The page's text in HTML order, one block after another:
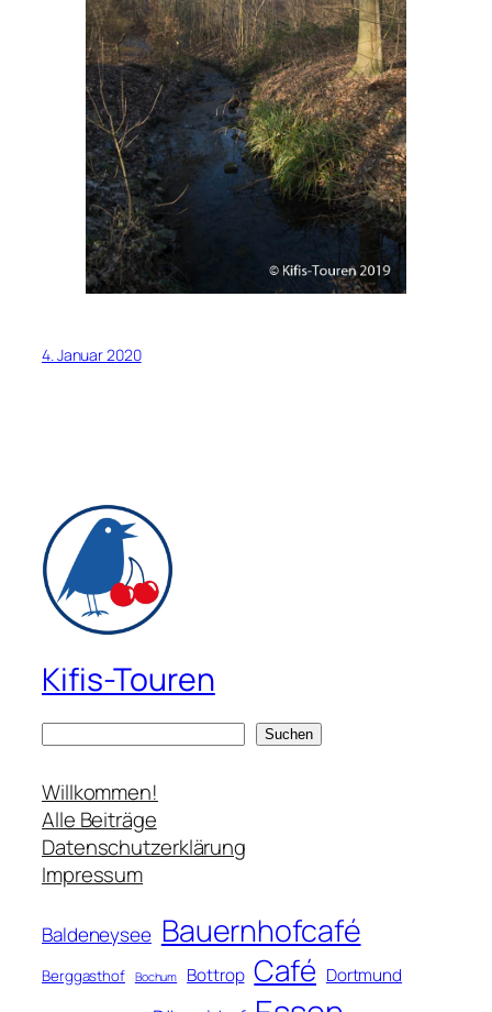
4. Januar 2020
Kifis-Touren
c
h
e
n
Suchen
Willkommen!
Alle Beiträge
Datenschutzerklärung
Impressum
Baldeneysee Bauernhofcafé
Berggasthof Bochum Bottrop Café Dortmund